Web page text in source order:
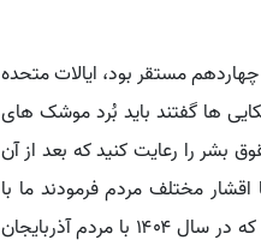
اینکه ۱۷ بهمن ۱۴۰۳ زمانی که دولت چهاردهم مستقر بود، ایالات متحده
ها گفتند باید بُرد موشک های
بشر را رعایت کنید که بعد از آن
مختلف مردم فرمودند ما با
آمریکا مذاکره نکرده و آمریکا هیچ غلطی نمی‌تواند بکند و در جریان دیدار دیگری که در سال ۱۴۰۴ با مردم آذربایجان